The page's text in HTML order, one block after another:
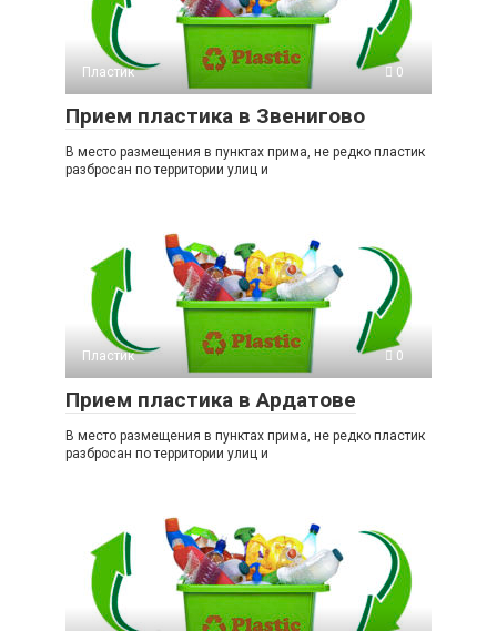
Пластик 0
Прием пластика в Звенигово
В место размещения в пунктах прима, не редко пластик
разбросан по территории улиц и
Пластик 0
Прием пластика в Ардатове
В место размещения в пунктах прима, не редко пластик
разбросан по территории улиц и